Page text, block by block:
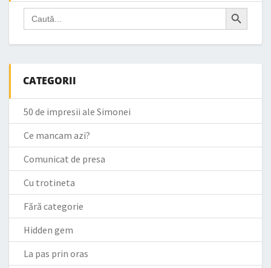
Search
for:
Search Button
CATEGORII
50 de impresii ale Simonei
Ce mancam azi?
Comunicat de presa
Cu trotineta
Fără categorie
Hidden gem
La pas prin oras